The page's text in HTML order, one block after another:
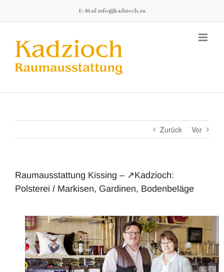
springen
E-Mail info@kadzioch.eu
Zurück Vor
Raumausstattung Kissing – ↗️Kadzioch:
Polsterei / Markisen, Gardinen, Bodenbeläge